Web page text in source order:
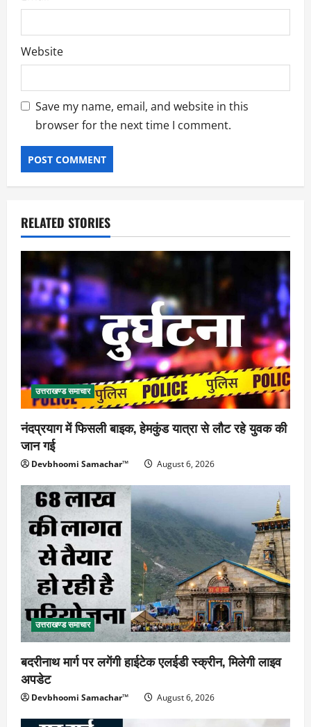
Website
Save my name, email, and website in this
browser for the next time I comment.
RELATED STORIES
उत्तराखण्ड समाचार
नंदप्रयाग में फिसली बाइक, हेमकुंड यात्रा से लौट रहे युवक की
जान गई
Devbhoomi Samachar™ August 6, 2026
उत्तराखण्ड समाचार
बदरीनाथ मार्ग पर लगेंगी हाईटेक एलईडी स्क्रीन, मिलेगी लाइव
अपडेट
Devbhoomi Samachar™ August 6, 2026